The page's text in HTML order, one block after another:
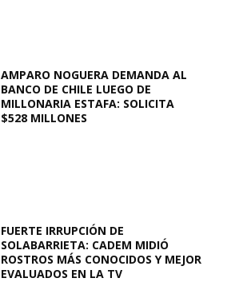
AMPARO NOGUERA DEMANDA AL
BANCO DE CHILE LUEGO DE
MILLONARIA ESTAFA: SOLICITA
$528 MILLONES
FUERTE IRRUPCIÓN DE
SOLABARRIETA: CADEM MIDIÓ
ROSTROS MÁS CONOCIDOS Y MEJOR
EVALUADOS EN LA TV